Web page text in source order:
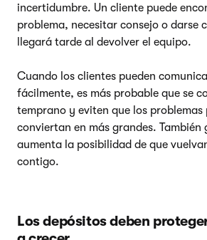
incertidumbre. Un cliente puede
problema, necesitar consejo o darse
llegará tarde al devolver el equipo.
Cuando los clientes pueden
fácilmente, es más probable que se
temprano y eviten que los problemas
conviertan en más grandes. También
aumenta la posibilidad de que
contigo.
Los depósitos deben